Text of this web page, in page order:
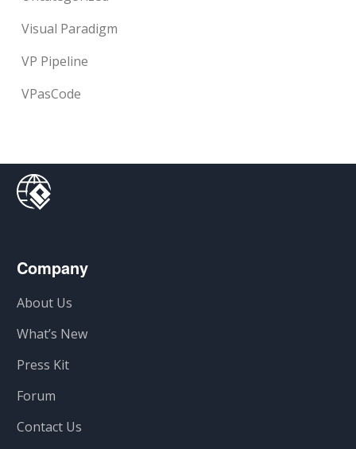
Visual Paradigm
VP Pipeline
VPasCode
Company
About Us
What’s New
Press Kit
Forum
Contact Us